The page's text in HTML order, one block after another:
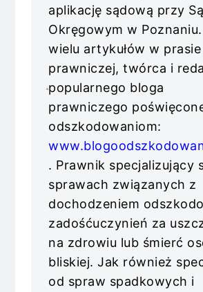
aplikację sądową przy
Okręgowym w
wielu artykułów w prasie
prawniczej, twórca i
popularnego bloga
prawniczego
odszkodowaniom:
. Prawnik specjalizujący
sprawach związanych z
dochodzeniem
zadośćuczynień za
na zdrowiu lub śmierć
bliskiej. Jak również
od spraw spadkowych i